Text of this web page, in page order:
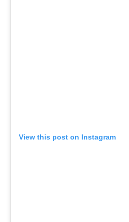
View this post on Instagram